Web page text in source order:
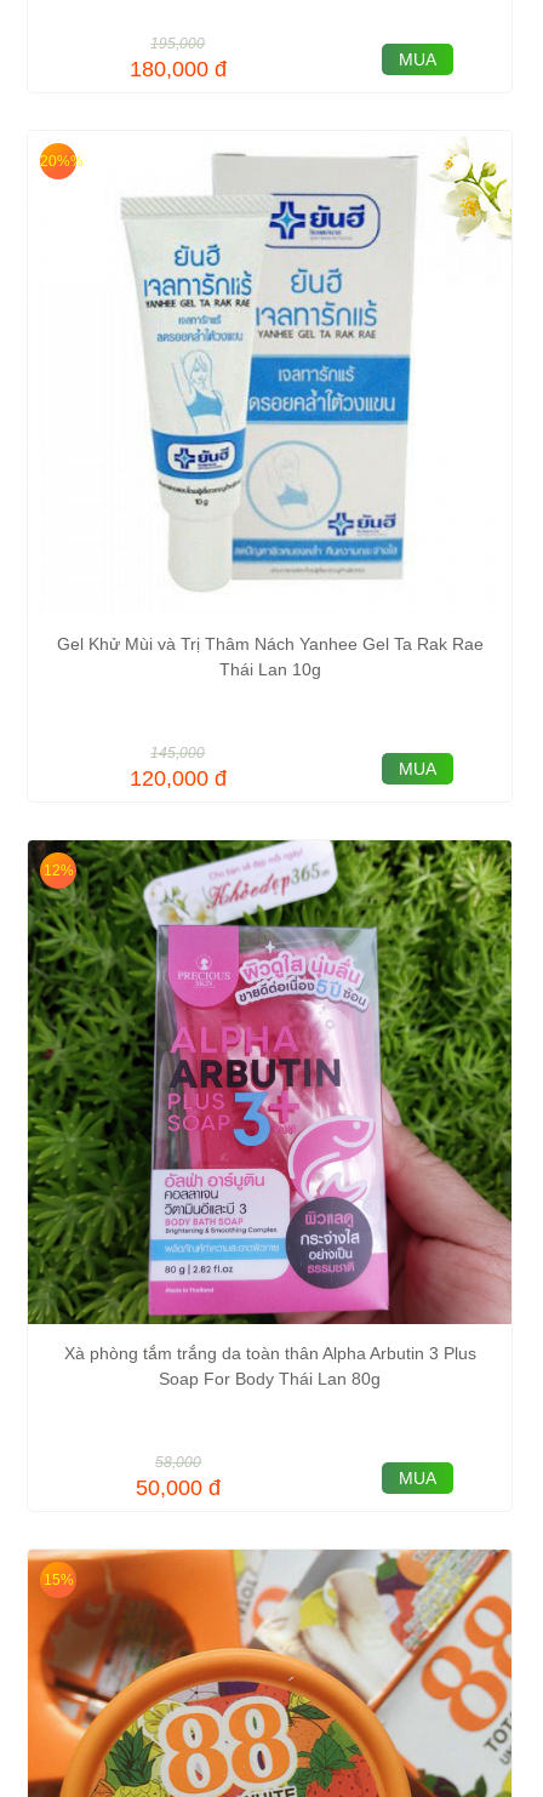
195,000
180,000 đ MUA
20%%
Gel Khử Mùi và Trị Thâm Nách Yanhee Gel Ta Rak Rae
Thái Lan 10g
145,000
120,000 đ MUA
12%
Xà phòng tắm trắng da toàn thân Alpha Arbutin 3 Plus
Soap For Body Thái Lan 80g
58,000
50,000 đ MUA
15%